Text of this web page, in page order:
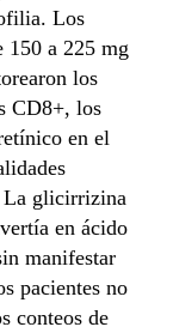
Los
150 a 225 mg
los
CD8+, los
en el
glicirrizina
en ácido
manifestar
pacientes no
conteos de